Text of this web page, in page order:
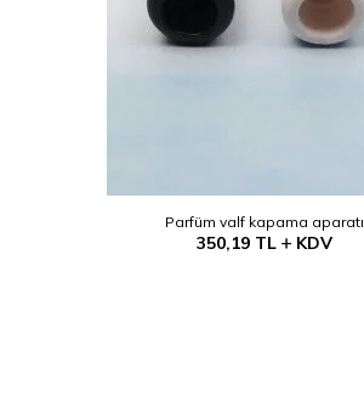
Parfüm valf kapama aparatı
350,19 TL KDV